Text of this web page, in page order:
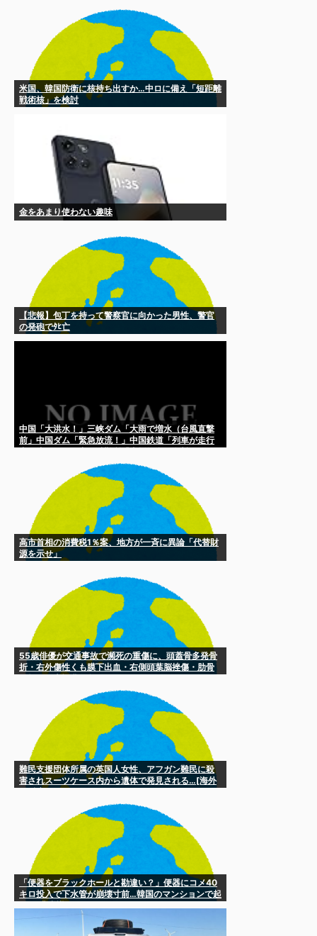
米国、韓国防衛に核持ち出すか…中ロに備え「短距離
戦術核」を検討
金をあまり使わない趣味
【悲報】包丁を持って警察官に向かった男性、警官
の発砲でﾀﾋ亡
中国「大洪水！」三峡ダム「大雨で増水（台風直撃
前」中国ダム「緊急放流！」中国鉄道「列車が走行
高市首相の消費税1％案、地方が一斉に異論「代替財
源を示せ」
55歳俳優が交通事故で瀕死の重傷に、頭蓋骨多発骨
折・右外傷性くも膜下出血・右側頭葉脳挫傷・肋骨
難民支援団体所属の英国人女性、アフガン難民に殺
害されスーツケース内から遺体で発見される…[海外
「便器をブラックホールと勘違い？」便器にコメ40
キロ投入で下水管が崩壊寸前…韓国のマンションで起